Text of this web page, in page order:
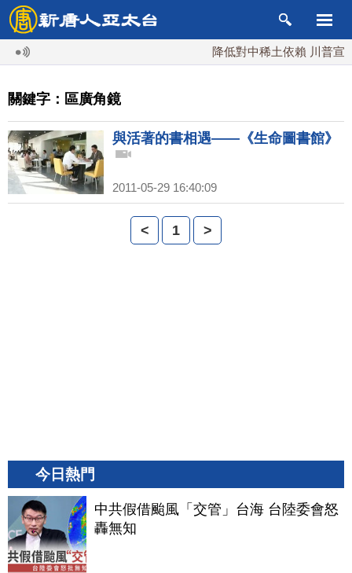
降低對中稀土依賴 川普宣
關鍵字：區廣角鏡
與活著的書相遇——《生命圖書館》
2011-05-29 16:40:09
< 1 >
今日熱門
中共假借颱風「交管」台海 台陸委會怒
轟無知